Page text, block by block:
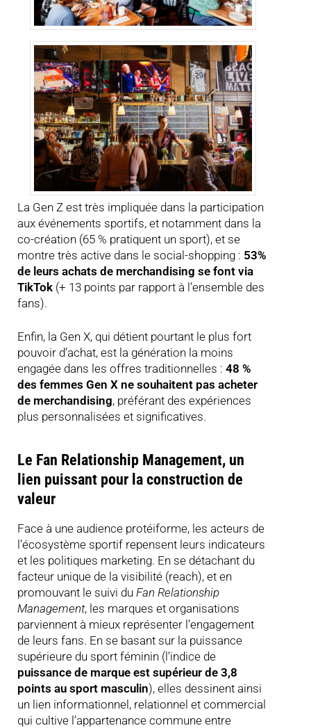
La Gen Z est très impliquée dans la participation
aux événements sportifs, et notamment dans la
co-création (65 % pratiquent un sport), et se
montre très active dans le social-shopping : 53%
de leurs achats de merchandising se font via
TikTok(+ 13 points par rapport à l’ensemble des
fans).
Enfin, la Gen X, qui détient pourtant le plus fort
pouvoir d’achat, est la génération la moins
engagée dans les offres traditionnelles : 48 %
des femmes Gen X ne souhaitent pas acheter
de merchandising, préférant des expériences
plus personnalisées et significatives.
Le Fan Relationship Management, un
lien puissant pour la construction de
valeur
Face à une audience protéiforme, les acteurs de
l’écosystème sportif repensent leurs indicateurs
et les politiques marketing. En se détachant du
facteur unique de la visibilité (reach), et en
promouvant le suivi du Fan Relationship
Management, les marques et organisations
parviennent à mieux représenter l’engagement
de leurs fans. En se basant sur la puissance
supérieure du sport féminin (l’indice de
puissance de marque est supérieur de 3,8
points au sport masculin), elles dessinent ainsi
un lien informationnel, relationnel et commercial
qui cultive l’appartenance commune entre